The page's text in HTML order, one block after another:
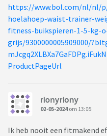
https://www.bol.com/nl/nl/
hoelahoep-waist-trainer-
fitness-buikspieren-1-5-kg-
grijs/9300000005909000/
ProductPageUrl
rionyriony
02-05-2024om 13:05
Ik heb nooit een fitmakend